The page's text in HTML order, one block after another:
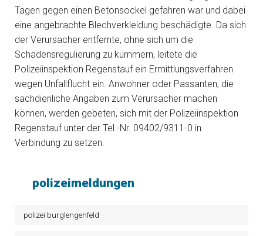
Tagen gegen einen Betonsockel gefahren war und dabei
eine angebrachte Blechverkleidung beschädigte. Da sich
der Verursacher entfernte, ohne sich um die
Schadensregulierung zu kümmern, leitete die
Polizeiinspektion Regenstauf ein Ermittlungsverfahren
wegen Unfallflucht ein. Anwohner oder Passanten, die
sachdienliche Angaben zum Verursacher machen
können, werden gebeten, sich mit der Polizeiinspektion
Regenstauf unter der Tel.-Nr. 09402/9311-0 in
Verbindung zu setzen.
polizeimeldungen
polizei burglengenfeld